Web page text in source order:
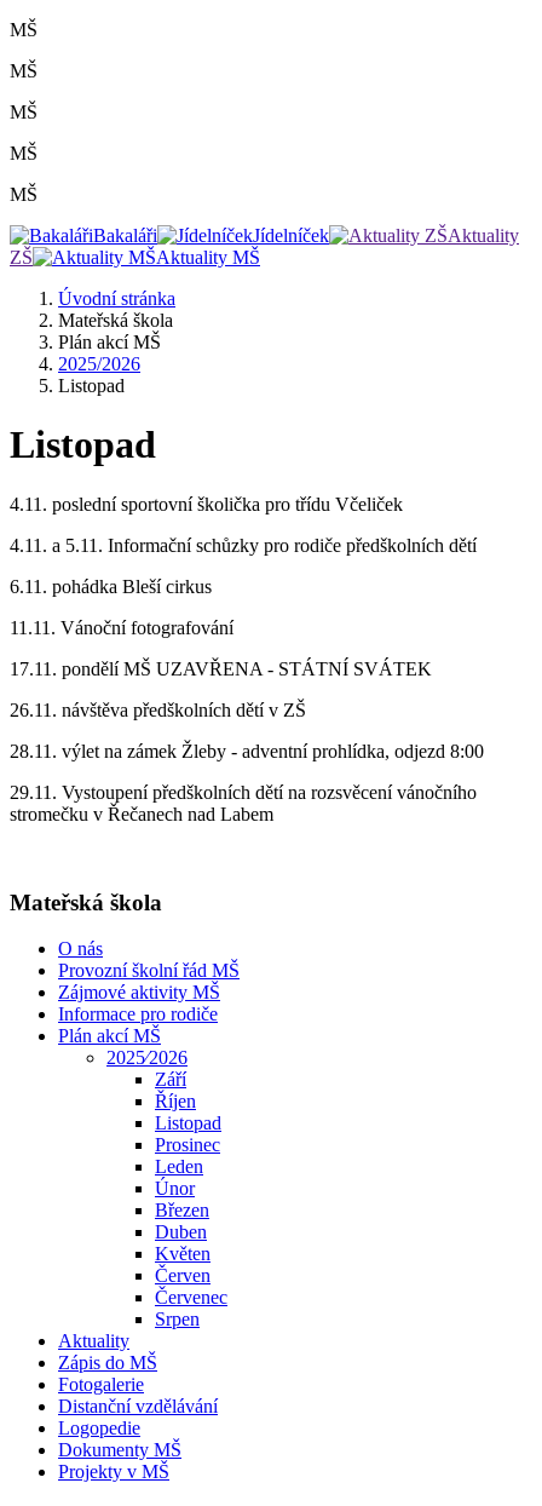
MŠ
MŠ
MŠ
MŠ
MŠ
Bakaláři
Jídelníček
Aktuality
ZŠ
Aktuality MŠ
Úvodní stránka
Mateřská škola
Plán akcí MŠ
2025/2026
Listopad
Listopad
4.11. poslední sportovní školička pro třídu Včeliček
4.11. a 5.11. Informační schůzky pro rodiče předškolních dětí
6.11. pohádka Bleší cirkus
11.11. Vánoční fotografování
17.11. pondělí MŠ UZAVŘENA - STÁTNÍ SVÁTEK
26.11. návštěva předškolních dětí v ZŠ
28.11. výlet na zámek Žleby - adventní prohlídka, odjezd 8:00
29.11. Vystoupení předškolních dětí na rozsvěcení vánočního
stromečku v Řečanech nad Labem
Mateřská škola
O nás
Provozní školní řád MŠ
Zájmové aktivity MŠ
Informace pro rodiče
Plán akcí MŠ
2025⁄2026
Září
Říjen
Listopad
Prosinec
Leden
Únor
Březen
Duben
Květen
Červen
Červenec
Srpen
Aktuality
Zápis do MŠ
Fotogalerie
Distanční vzdělávání
Logopedie
Dokumenty MŠ
Projekty v MŠ